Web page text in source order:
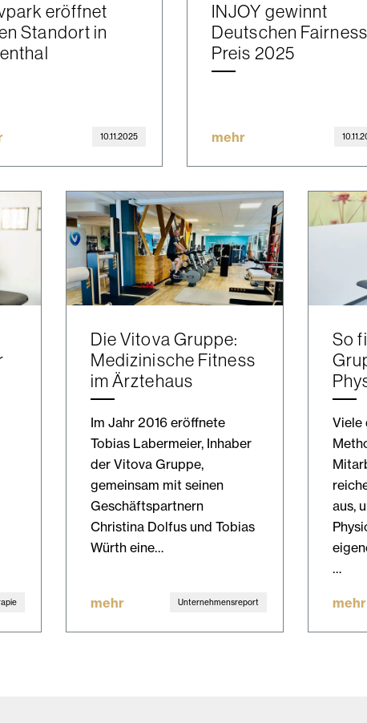
eröffnet
Standort in
10.11.2025
INJOY gewinnt
Deutschen
Preis 2025
mehr
Die Vitova Gruppe:
Medizinische Fitness
im Ärztehaus
Im Jahr 2016 eröffnete
Tobias Labermeier, Inhaber
der Vitova Gruppe,
gemeinsam mit seinen
Geschäftspartnern
Christina Dolfus und Tobias
Würth eine…
mehr Unternehmensreport
So
Viele
aus,
…
mehr